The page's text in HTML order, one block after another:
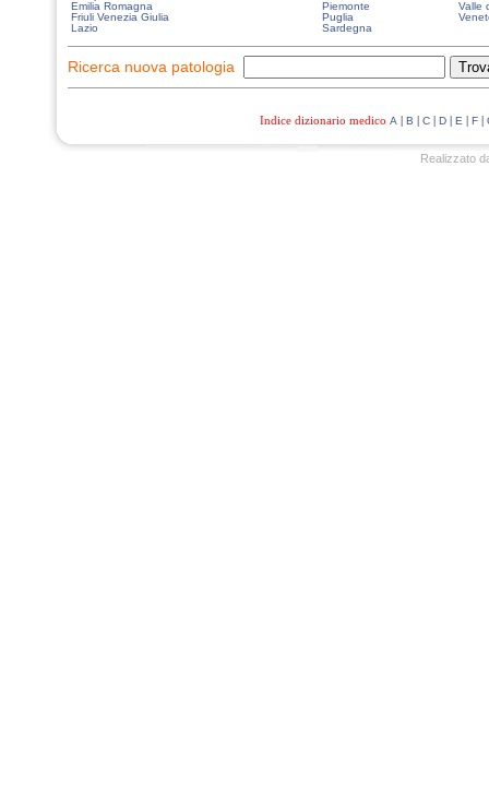
Emilia Romagna
Piemonte
Valle
Friuli Venezia Giulia
Puglia
Lazio
Sardegna
Ricerca nuova patologia
Indice dizionario medico A | B | C | D | E | F |
Realizzato